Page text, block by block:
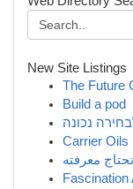
New Site Listings
The Future
Build a pod
נכונה
Carrier Oils
معرفته